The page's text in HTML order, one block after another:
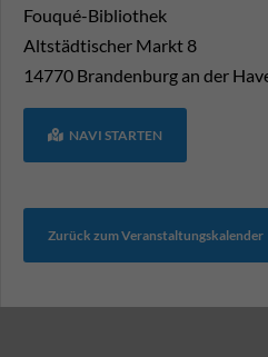
Fouqué-Bibliothek
Altstädtischer Markt 8
14770 Brandenburg an der
NAVI STARTEN
Zurück zum Veranstaltungskalender